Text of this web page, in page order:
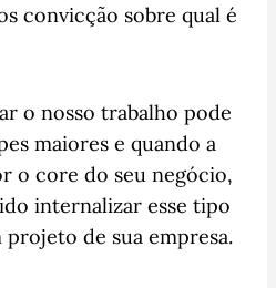
convicção sobre qual é
o nosso trabalho pode
maiores e quando a
o core do seu negócio,
internalizar esse tipo
de sua empresa.